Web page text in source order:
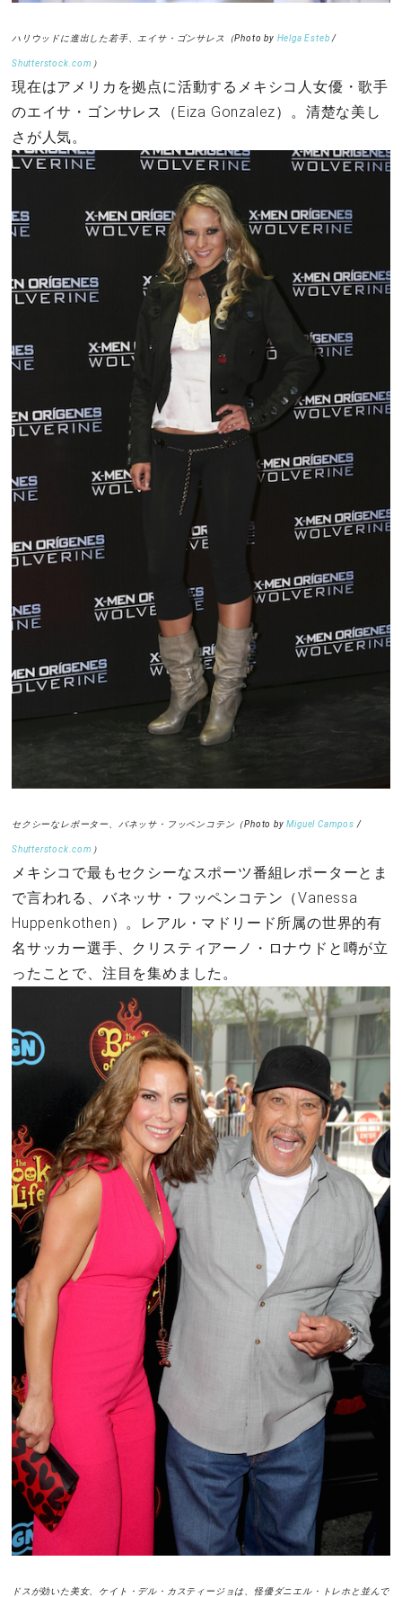
ハリウッドに進出した若手、エイサ・ゴンサレス（Photo by Helga Esteb /
Shutterstock.com ）
現在はアメリカを拠点に活動するメキシコ人女優・歌手
のエイサ・ゴンサレス（Eiza Gonzalez）。清楚な美し
さが人気。
セクシーなレポーター、バネッサ・フッペンコテン（Photo byMiguel Campos /
Shutterstock.com ）
メキシコで最もセクシーなスポーツ番組レポーターとま
で言われる、バネッサ・フッペンコテン（Vanessa
Huppenkothen）。レアル・マドリード所属の世界的有
名サッカー選手、クリスティアーノ・ロナウドと噂が立
ったことで、注目を集めました。
ドスが効いた美女、ケイト・デル・カスティージョは、怪優ダニエル・トレホと並んで